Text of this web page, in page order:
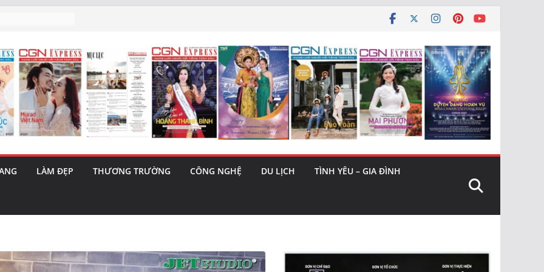
và nguy cơ trốn
mai”
phiên tăng
– 1 Cơ hội
cùng MTH
8): Bật tăng
LÀM ĐẸP THƯƠNG TRƯỜNG CÔNG NGHỆ DU LỊCH TÌNH YÊU – GIA ĐÌNH